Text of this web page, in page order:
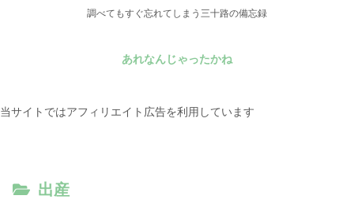
調べてもすぐ忘れてしまう三十路の備忘録
あれなんじゃったかね
当サイトではアフィリエイト広告を利用しています
出産